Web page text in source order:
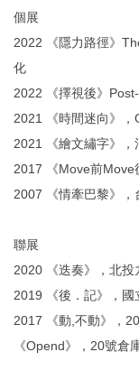
個展
2022 《隱力路徑》
化
2022 《擇視後》
2021 《時間迷向》
2021 《繪文繡字》，
2017 《Move前Move
2007 《情牽巴黎》
聯展
2020 《迭奏》，北投
2019 《後．記》，
2017 《動,不動》，
《Opend》，20號倉